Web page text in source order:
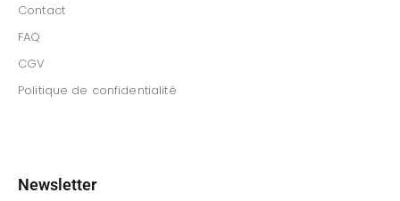
Contact
FAQ
CGV
Politique de confidentialité
Newsletter